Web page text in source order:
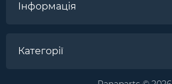
Інформація
Категорії